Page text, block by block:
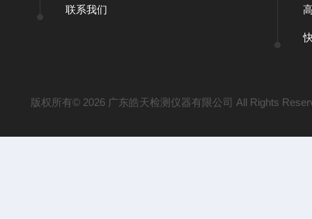
联系我们
版权所有© 2026 广东皓天检测仪器有限公司 All Rights